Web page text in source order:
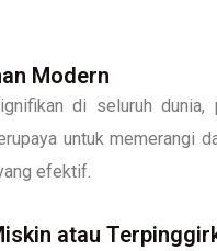
Modern
di seluruh
untuk memerangi
efektif.
atau